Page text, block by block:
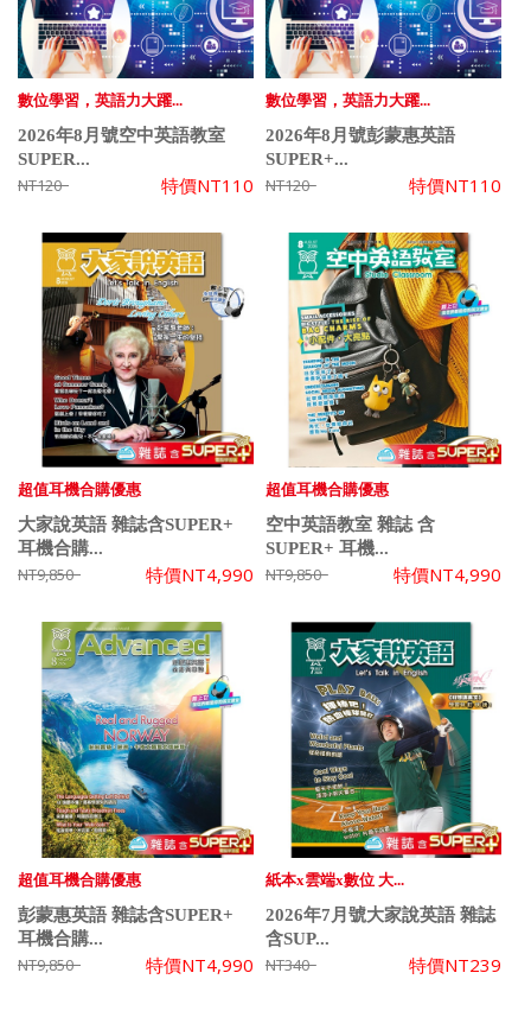
數位學習，英語力大躍...
2026年8月號空中英語教室
SUPER...
NT120 特價NT110
數位學習，英語力大躍...
2026年8月號彭蒙惠英語
SUPER+...
NT120 特價NT110
超值耳機合購優惠
大家說英語 雜誌含SUPER+
耳機合購...
NT9,850 特價NT4,990
超值耳機合購優惠
空中英語教室 雜誌 含
SUPER+ 耳機...
NT9,850 特價NT4,990
超值耳機合購優惠
彭蒙惠英語 雜誌含SUPER+
耳機合購...
NT9,850 特價NT4,990
紙本x雲端x數位 大...
2026年7月號大家說英語 雜誌
含SUP...
NT340 特價NT239